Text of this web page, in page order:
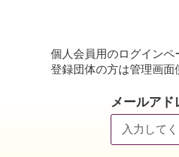
個人会員用のログインペ
登録団体の方は管理画面
メールアド